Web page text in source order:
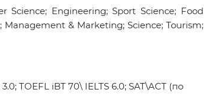
Science; Engineering; Sport Science; Food
& Marketing; Science; Tourism;
TOEFL iBT 70\ IELTS 6.0; SAT\ACT (по